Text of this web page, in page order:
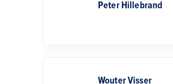
Peter Hillebrand
Wouter Visser